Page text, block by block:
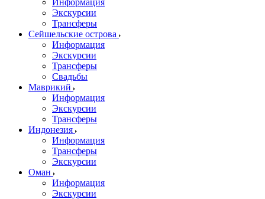
Информация
Экскурсии
Трансферы
Сейшельские острова
Информация
Экскурсии
Трансферы
Свадьбы
Маврикий
Информация
Экскурсии
Трансферы
Индонезия
Информация
Трансферы
Экскурсии
Оман
Информация
Экскурсии